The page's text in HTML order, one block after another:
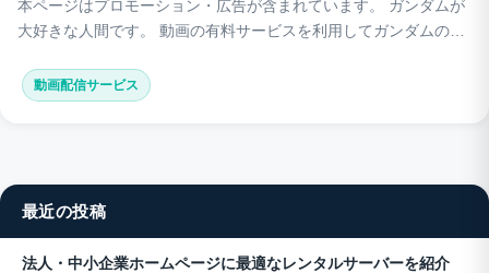
本ページはプロモーション・広告が含まれています。 ガンダムが
大好きな人間です。 動画の有料サービスを利用してガンダムの動
動画配信サービス
最近の投稿
法人・中小企業ホームページに最適なレンタルサーバーを紹介